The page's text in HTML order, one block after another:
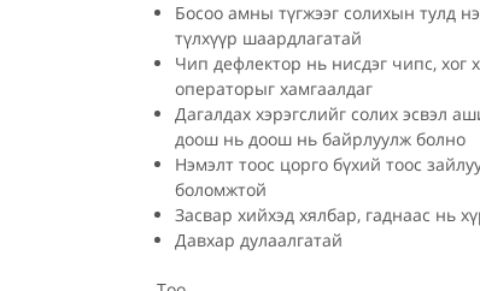
Босоо амны түгжээг солихын тулд
түлхүүр шаардлагатай
Чип дефлектор нь нисдэг чипс, хог
операторыг хамгаалдаг
Дагалдах хэрэгслийг солих эсвэл
доош нь доош нь байрлуулж болно
Нэмэлт тоос цорго бүхий тоос
боломжтой
Засвар хийхэд хялбар, гаднаас нь
Давхар дулаалгатай